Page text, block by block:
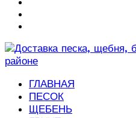
ГЛАВНАЯ
ПЕСОК
ЩЕБЕНЬ